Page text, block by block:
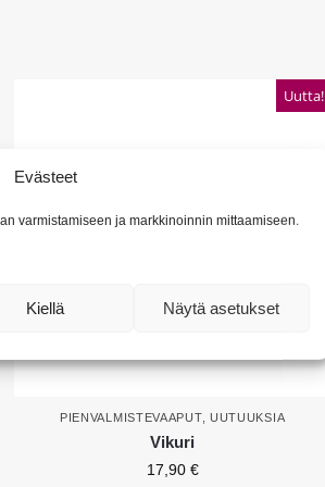
Evästeet
varmistamiseen ja markkinoinnin mittaamiseen.
Kiellä Näytä asetukset
Uutta!
PIENVALMISTEVAAPUT, UUTUUKSIA
Vikuri
17,90 €